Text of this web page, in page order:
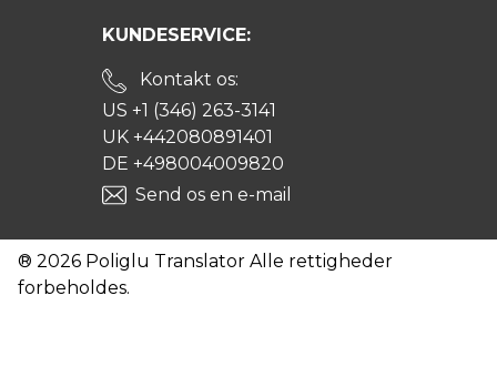
KUNDESERVICE:
Kontakt os:
US +1 (346) 263-3141
UK +442080891401
DE +498004009820
Send os en e-mail
® 2026 Poliglu Translator Alle rettigheder
forbeholdes.